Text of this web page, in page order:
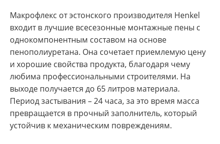
Макрофлекс от эстонского производителя Henkel
входит в лучшие всесезонные монтажные пены с
однокомпонентным составом на основе
пенополиуретана. Она сочетает приемлемую цену
и хорошие свойства продукта, благодаря чему
любима профессиональными строителями. На
выходе получается до 65 литров материала.
Период застывания – 24 часа, за это время масса
превращается в прочный заполнитель, который
устойчив к механическим повреждениям.